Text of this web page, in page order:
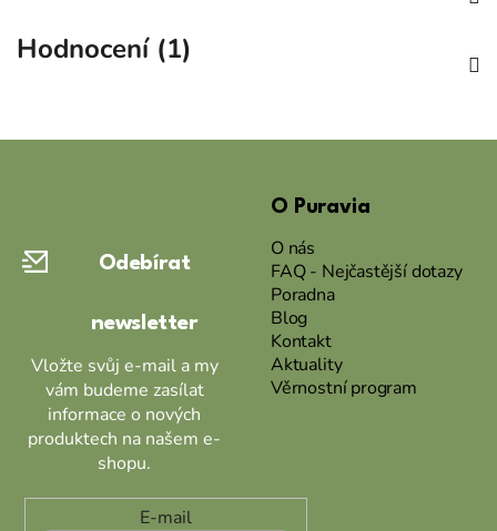
Hodnocení (1)
Odebírat
newsletter
Vložte svůj e-mail a my
vám budeme zasílat
informace o nových
produktech na našem e-
shopu.
E-mail
O Puravia
O nás
FAQ - Nejčastější dotazy
Poradna
Blog
Kontakt
Aktuality
Věrnostní program